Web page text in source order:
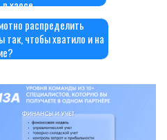
хаосе.
распределить
так, чтобы хватило и на